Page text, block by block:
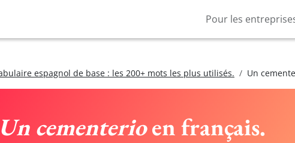
Pour les
espagnol de base : les 200+ mots les plus utilisés. Un
Un cementerioen français.